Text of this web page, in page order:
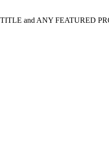
and ANY FEATURED